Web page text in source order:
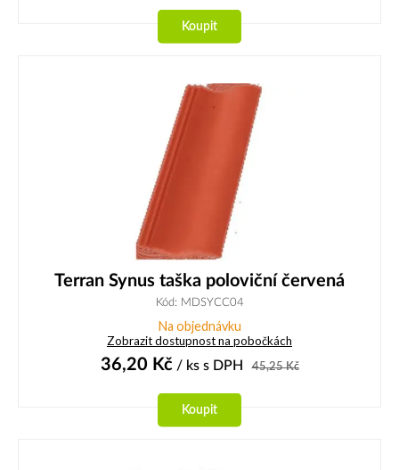
Koupit
Terran Synus taška poloviční červená
Kód: MDSYCC04
Na objednávku
Zobrazit dostupnost na pobočkách
36,20 Kč/ ks s DPH 45,25Kč
Koupit